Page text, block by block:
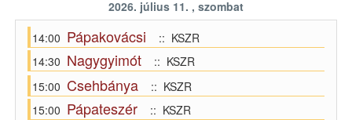
2026. július 11. , szombat
14:00 Pápakovácsi
:: KSZR
14:30 Nagygyimót
:: KSZR
15:00 Csehbánya
:: KSZR
15:00 Pápateszér
:: KSZR